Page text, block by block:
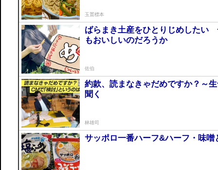
玉置標本
ばらまき土産をひとりじめしたい
もおいしいのだろうか
佐伯
約款、読まなきゃだめですか？～
聞く
林雄司
サッポロ一番ハーフ&ハーフ・味